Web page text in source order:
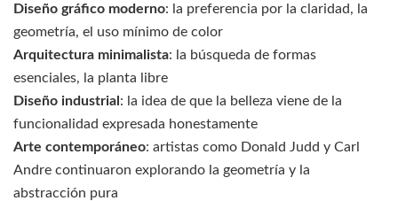
Diseño gráfico moderno: la preferencia por la claridad, la
geometría, el uso mínimo de color
Arquitectura minimalista: la búsqueda de formas
esenciales, la planta libre
Diseño industrial : la idea de que la belleza viene de la
funcionalidad expresada honestamente
Arte contemporáneo: artistas como Donald Judd y Carl
Andre continuaron explorando la geometría y la
abstracción pura